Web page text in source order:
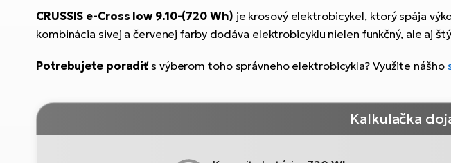
CRUSSIS e-Cross low 9.10-(720 Wh) je krosový elektrobicykel, ktorý spája
kombinácia sivej a červenej farby dodáva elektrobicyklu nielen funkčný, ale aj
Potrebujete poradiť s výberom toho správneho elektrobicykla? Využite nášho
Kalkulačka